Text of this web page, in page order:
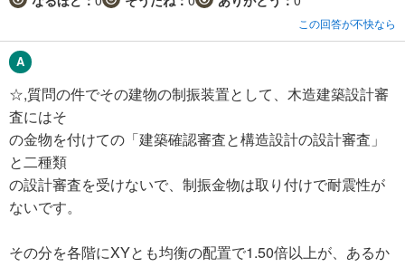
この回答が不快なら
☆,質問の件でその建物の制振装置として、木造建築設計審
査にはそ
の金物を付けての「建築確認審査と構造設計の設計審査」
と二種類
の設計審査を受けないで、制振金物は取り付けで耐震性が
ないです。
その分を各階にXYとも均衡の配置で1.50倍以上が、あるか